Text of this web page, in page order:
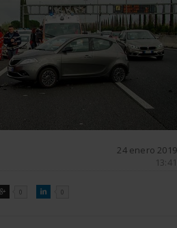
24 enero 2019
13:41

GOOGLE0 
LINKEDIN
0